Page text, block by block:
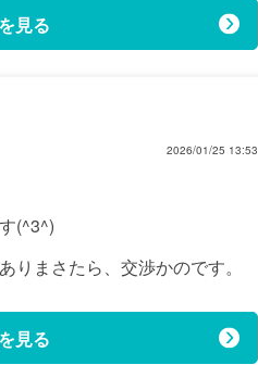
見る
2026/01/25 13:53
(^3^)
まさたら、交渉かのです。
見る